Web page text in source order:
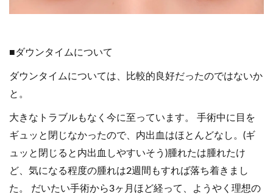
■ダウンタイムについて
ダウンタイムについては、比較的良好だったのではないか
と。
大きなトラブルもなく今に至っています。 手術中に目を
ギュッと閉じなかったので、内出血はほとんどなし。(ギ
ュッと閉じると内出血しやすいそう)腫れたは腫れたけ
ど、気になる程度の腫れは2週間もすれば落ち着きまし
た。 だいたい手術から3ヶ月ほど経って、ようやく理想の